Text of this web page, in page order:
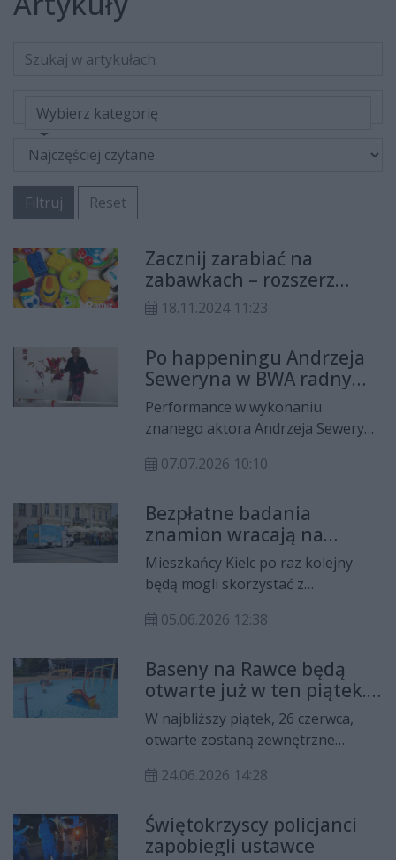
Wybierz kategorię
Filtruj Reset
Zacznij zarabiać na
zabawkach – rozszerz
ofertę o zabawki, auta i
quady dla dzieci i
18.11.2024 11:23
Po happeningu Andrzeja
Seweryna w BWA radny
pyta o koszty festiwalu.
Instytucje odpowiadają
Performance w wykonaniu
znanego aktora Andrzeja Seweryna
Festiwalu Filmów-Spotkań
skrajnymi reakcjami mieszkańców
miasta. Artysta, podczas wernisażu
otwierającego festiwal w mieście,
użył swojego ciała do stworzenia
malunku na ścianie. Radny dopytał
o koszty, a instytucje związane z
wynagrodzenie otrzymała fundacja
żony Andrzeja Seweryna.
07.07.2026 10:10
Bezpłatne badania
znamion wracają na
kielecki Rynek
Mieszkańcy Kielc po raz kolejny
będą mogli skorzystać z
dermatologicznych w ramach akcji
znamiona pod kontrolą”.
Wydarzenie realizowane jest dzięki
środkom Kieleckiego Budżetu
Obywatelskiego we współpracy ze
Stowarzyszeniem Sarcoma.
05.06.2026 12:38
Baseny na Rawce będą
otwarte już w ten piątek.
Wejście za złotówkę
W najbliższy piątek, 26 czerwca,
otwarte zostaną zewnętrzne
która co roku cieszy się
będzie czynna już od godz. 10:00.
24.06.2026 14:28
Świętokrzyscy policjanci
zapobiegli ustawce